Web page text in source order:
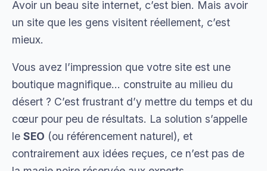
Avoir un beau site internet, c’est bien. Mais avoir
un site que les gens visitent réellement, c’est
mieux.
Vous avez l’impression que votre site est une
boutique magnifique… construite au milieu du
désert ? C’est frustrant d’y mettre du temps et du
cœur pour peu de résultats. La solution s’appelle
le SEO (ou référencement naturel), et
contrairement aux idées reçues, ce n’est pas de